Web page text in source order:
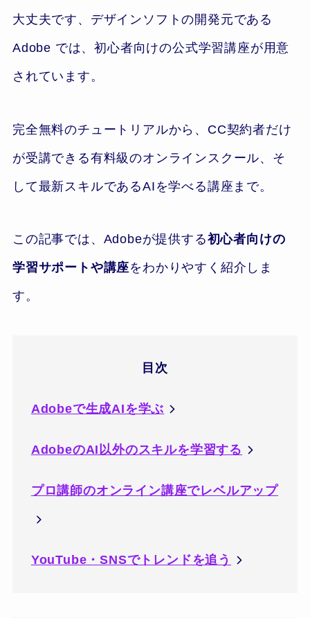
大丈夫です、デザインソフトの開発元である
Adobe では、初心者向けの公式学習講座が用意
されています。
完全無料のチュートリアルから、CC契約者だけ
が受講できる有料級のオンラインスクール、そ
して最新スキルであるAIを学べる講座まで。
この記事では、Adobeが提供する初心者向けの
学習サポートや講座をわかりやすく紹介しま
す。
目次
Adobeで生成AIを学ぶ
AdobeのAI以外のスキルを学習する
プロ講師のオンライン講座でレベルアップ
YouTube・SNSでトレンドを追う